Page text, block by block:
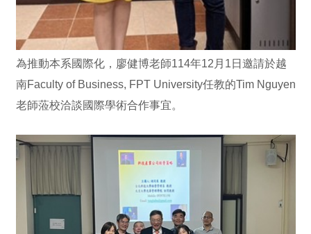
為推動本系國際化，廖健博老師114年12月1日邀請於越
南Faculty of Business, FPT University任教的Tim Nguyen
老師蒞校洽談國際學術合作事宜。